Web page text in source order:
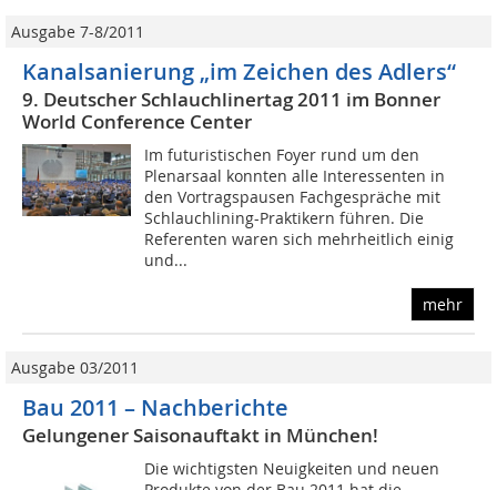
Ausgabe 7-8/2011
Kanalsanierung „im Zeichen des Adlers“
9. Deutscher Schlauchlinertag 2011 im Bonner
World Conference Center
Im futuristischen Foyer rund um den
Plenarsaal konnten alle Interessenten in
den Vortragspausen Fachgespräche mit
Schlauchlining-Praktikern führen. Die
Referenten waren sich mehrheitlich einig
und...
mehr
Ausgabe 03/2011
Bau 2011 – Nachberichte
Gelungener Saisonauftakt in München!
Die wichtigsten Neuigkeiten und neuen